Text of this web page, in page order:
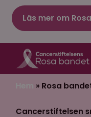
Läs mer om
» Rosa
Cancerstiftelsen